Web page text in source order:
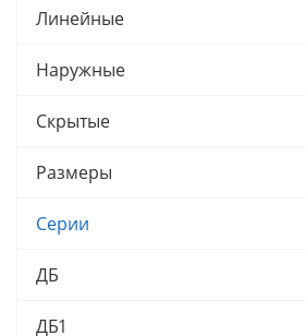
Линейные
Наружные
Скрытые
Размеры
Серии
ДБ
ДБ1